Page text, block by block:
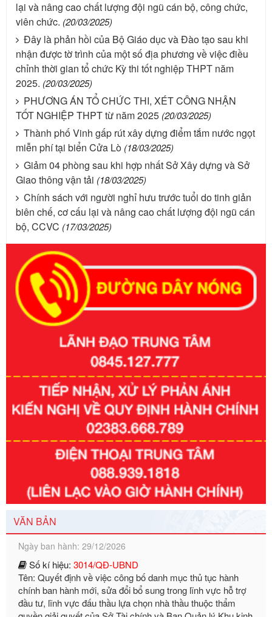
lại và nâng cao chất lượng đội ngũ cán bộ, công chức,
viên chức. (20/03/2025)
Đây là phản hồi của Bộ Giáo dục và Đào tạo sau khi
nhận được tờ trình của một số địa phương về việc điều
chỉnh thời gian tổ chức Kỳ thi tốt nghiệp THPT năm
2025. (20/03/2025)
PHƯƠNG ÁN TỔ CHỨC THI, XÉT CÔNG NHẬN
TỐT NGHIỆP THPT từ năm 2025 (20/03/2025)
Thành phố Vinh gấp rút xây dựng điểm tắm nước ngọt
miễn phí tại biển Cửa Lò (18/03/2025)
Giảm 04 phòng sau khi hợp nhất Sở Xây dựng và Sở
Giao thông vận tải (18/03/2025)
Chính sách với người nghỉ hưu trước tuổi do tinh giản
biên chế, cơ cấu lại và nâng cao chất lượng đội ngũ cán
bộ, CCVC (17/03/2025)
VĂN BẢN
351/2025/NĐ-CP
Tên: Nghị định số 351/2025/NĐ-CP của Chính phủ: Quy
định chuẩn nghèo đa chiều quốc gia giai đoạn 2026 - 2030
Ngày ban hành: 29/12/2026
Số kí hiệu:3014/QĐ-UBND
Tên: Quyết định về việc công bố danh mục thủ tục hành
chính ban hành mới, sửa đổi bổ sung trong lĩnh vực hỗ trợ
đầu tư, lĩnh vực đấu thầu lựa chọn nhà thầu thuộc thẩm
quyền giải quyết của Sở Tài chính và Ban Quản lý Khu kinh
tế Đông Nam Nghệ An
Ngày ban hành: 23/09/2026